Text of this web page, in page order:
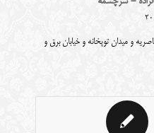
و میدان توپخانه و خیابان برق و